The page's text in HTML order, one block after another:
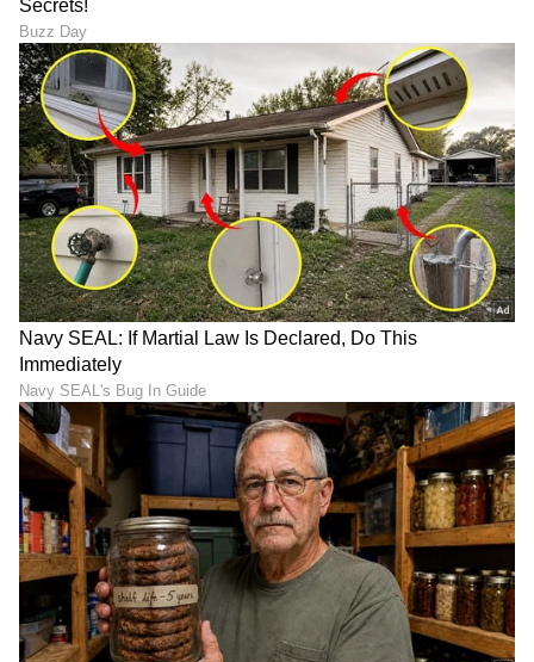
LATEST VIDEOS
ಆರೋಗ್ಯ, ಸೌಂದರ್ಯ, ಫಿಟ್‌ನೆಸ್,ಕಿಚನ್ ಟಿಪ್ಸ್‌
ಸಂಬಂಧ,ಫ್ಯಾಷನ್
ಏಷ್ಯಾನೆಟ್ ಸುವರ್ಣ ನ್ಯೂಸ್‌ ಫಾಲೋ ಮಾಡಿ.
ಸಂಪೂರ್ಣ ಮಾಹಿತಿ ಒಂದೇ ಕ್ಲಿಕ್‌ನಲ್ಲಿ ಲಭ್ಯ. ಏಷ್ಯಾನೆಟ್
ಸುವರ್ಣ ನ್ಯೂಸ್ ಅಧಿಕೃತ ಆ್ಯಪ್ ಡೌನ್‌ಲೋಡ್ ಮಾಡಿ
ಹಾಗು ಎಲ್ಲಾ ಅಪ್‌ಡೇಟ್ ಗಳನ್ನು ಪಡೆಯಿರಿ.
ABOUT THE AUTHOR
Mahmad Rafik
ಮಹ್ಮದ್ ರಫಿಕ್ ವಿಜಯಪುರದ ಬೇನಾಳ RC ಗ್ರಾಮದವನು. ಪಬ್ಲಿಕ್
ಟಿವಿ ಡಿಜಿಟಲ್, ನ್ಯೂಸ್ 18 ಕನ್ನಡ, ಇದೀಗ ಏಷ್ಯಾನೆಟ್ ಕನ್ನಡ ಸೇರಿ